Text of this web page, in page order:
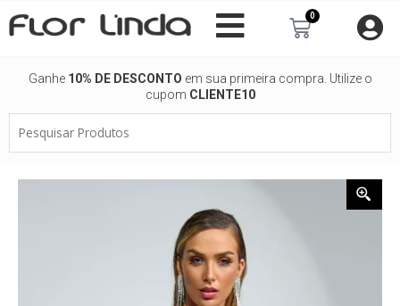
para
0
Carrinho
Ganhe 10% DE DESCONTO em sua primeira compra. Utilize o
cupom CLIENTE10
Produtos